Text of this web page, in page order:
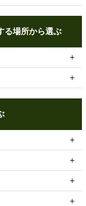
る場所から選ぶ